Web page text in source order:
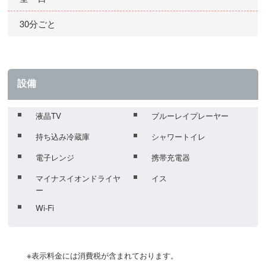
30分ごと
設備
液晶TV
ブルーレイプレーヤー
持ち込み冷蔵庫
シャワートイレ
電子レンジ
携帯充電器
マイナスイオンドライヤ
ー
イス
Wi-Fi
	※表示料金には消費税が含まれております。